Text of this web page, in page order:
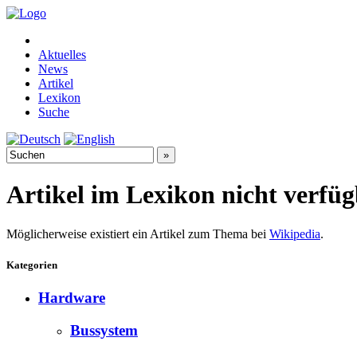
Aktuelles
News
Artikel
Lexikon
Suche
Artikel im Lexikon nicht
Möglicherweise existiert ein Artikel zum Thema bei Wikipedia.
Kategorien
Hardware
Bussystem